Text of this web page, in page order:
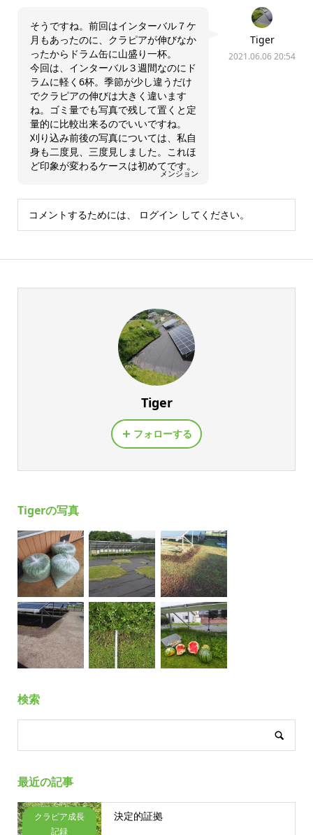
Tiger
2021.06.06 20:54
メンション
そうですね。前回はインターバル７ケ
月もあったのに、クラピアが伸びなか
ったからドラム缶に山盛り一杯。
今回は、インターバル３週間なのにド
ラムに軽く6杯。季節が少し違うだけ
でクラピアの伸びは大きく違います
ね。ゴミ量でも写真で残して置くと定
量的に比較出来るのでいいですね。
刈り込み前後の写真については、私自
身も二度見、三度見しました。これほ
ど印象が変わるケースは初めてです。
コメントするためには、 ログイン してください。
Tiger
フォローする
Tigerの写真
検索
最近の記事
クラピア成長
記録
決定的証拠